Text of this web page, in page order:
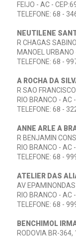
FEIJO - AC -
TELEFONE: 68 -
NEUTILENE
R CHAGAS
MANOEL
TELEFONE: 68 -
A ROCHA DA
R SAO
RIO BRANCO - AC
TELEFONE: 68 -
ANNE ARLE A
R BENJAMIN
RIO BRANCO -
TELEFONE: 68 -
ATELIER DAS
AV
RIO BRANCO - AC
TELEFONE: 68 -
BENCHIMOL
RODOVIA BR-